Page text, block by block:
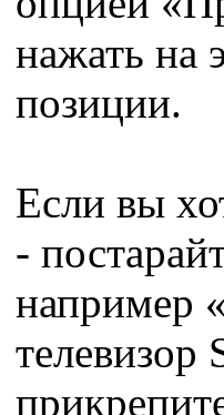
нажать на
позиции.
Если вы
-
например
телевизор